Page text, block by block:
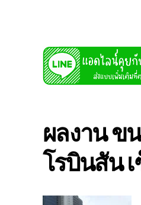
ผลงาน ข
โรบินสัน